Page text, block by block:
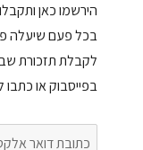
הירשמו כאן
בכל פעם שיעלה
לקבלת תזכורת
בפייסבוק או כתבו